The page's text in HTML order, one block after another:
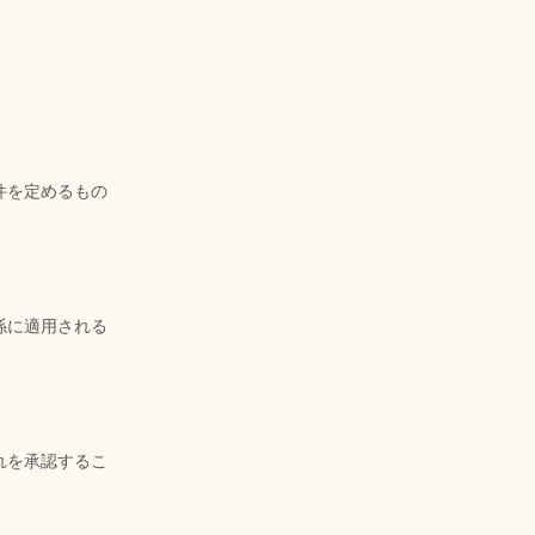
を定めるもの
適用される
承認するこ